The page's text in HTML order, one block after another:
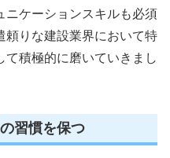
ニケーションスキルも必須
頼りな建設業界において特
て積極的に磨いていきまし
習慣を保つ